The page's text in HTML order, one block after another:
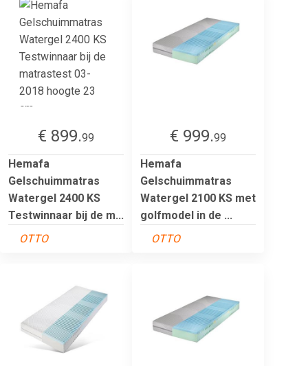
€ 899.99
Hemafa
Gelschuimmatras
Watergel 2400 KS
Testwinnaar bij de m...
OTTO
€ 999.99
Hemafa
Gelschuimmatras
Watergel 2100 KS met
golfmodel in de ...
OTTO